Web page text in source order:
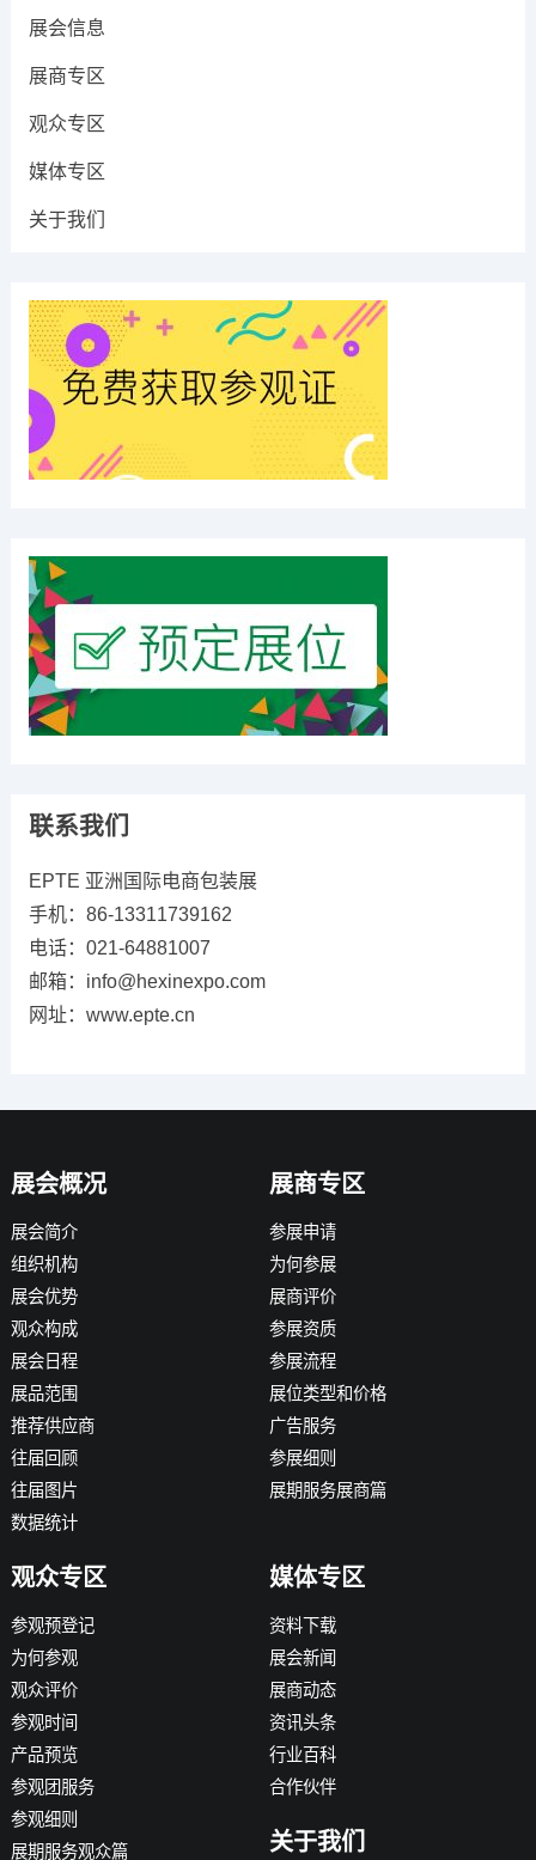
展会信息
展商专区
观众专区
媒体专区
关于我们
联系我们
EPTE 亚洲国际电商包装展
手机：86-13311739162
电话：021-64881007
邮箱：info@hexinexpo.com
网址：www.epte.cn
展会概况
展会简介
组织机构
展会优势
观众构成
展会日程
展品范围
推荐供应商
往届回顾
往届图片
数据统计
展商专区
参展申请
为何参展
展商评价
参展资质
参展流程
展位类型和价格
广告服务
参展细则
展期服务展商篇
观众专区
参观预登记
为何参观
观众评价
参观时间
产品预览
参观团服务
参观细则
展期服务观众篇
媒体专区
资料下载
展会新闻
展商动态
资讯头条
行业百科
合作伙伴
关于我们